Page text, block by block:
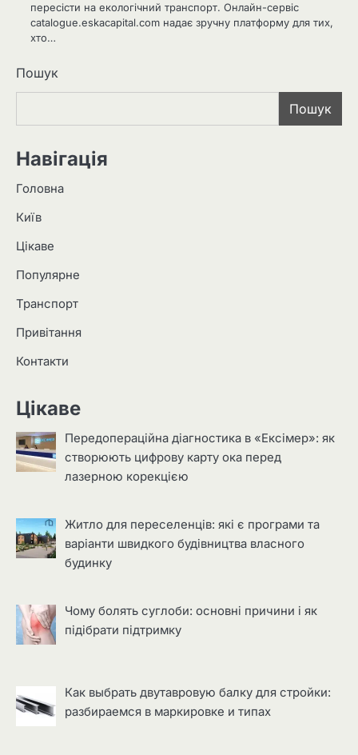
пересісти на екологічний транспорт. Онлайн-сервіс
catalogue.eskacapital.com надає зручну платформу для тих,
хто…
Пошук
Пошук
Навігація
Головна
Київ
Цікаве
Популярне
Транспорт
Привітання
Контакти
Цікаве
Передопераційна діагностика в «Ексімер»: як
створюють цифрову карту ока перед
лазерною корекцією
Житло для переселенців: які є програми та
варіанти швидкого будівництва власного
будинку
Чому болять суглоби: основні причини і як
підібрати підтримку
Как выбрать двутавровую балку для стройки:
разбираемся в маркировке и типах